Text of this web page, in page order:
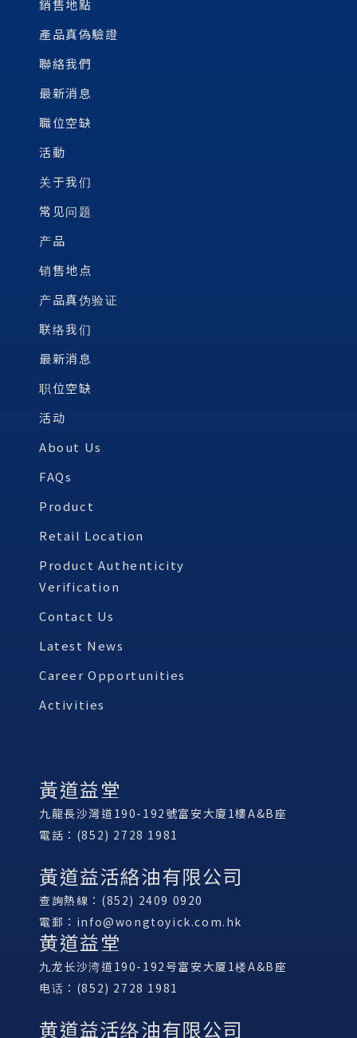
銷售地點
產品真偽驗證
聯絡我們
最新消息
職位空缺
活動
关于我们
常见问题
产品
销售地点
产品真伪验证
联络我们
最新消息
职位空缺
活动
About Us
FAQs
Product
Retail Location
Product Authenticity
Verification
Contact Us
Latest News
Career Opportunities
Activities
黃道益堂
九龍長沙灣道190-192號富安大廈1樓A&B座
電話：(852) 2728 1981
黃道益活絡油有限公司
查詢熱線：(852) 2409 0920
電郵： info@wongtoyick.com.hk
黄道益堂
九龙长沙湾道190-192号富安大厦1楼A&B座
电话：(852) 2728 1981
黄道益活络油有限公司